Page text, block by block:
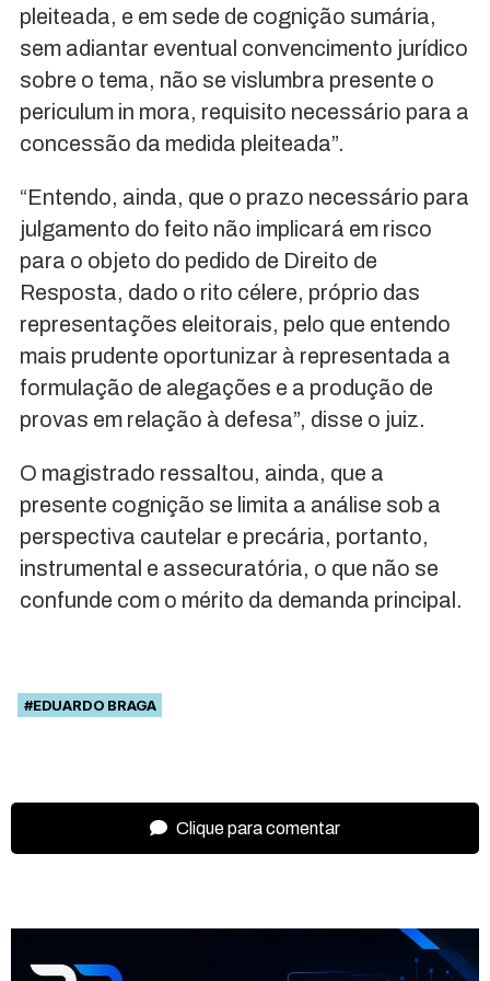
pleiteada, e em sede de cognição sumária,
sem adiantar eventual convencimento jurídico
sobre o tema, não se vislumbra presente o
periculum in mora, requisito necessário para a
concessão da medida pleiteada”.
“Entendo, ainda, que o prazo necessário para
julgamento do feito não implicará em risco
para o objeto do pedido de Direito de
Resposta, dado o rito célere, próprio das
representações eleitorais, pelo que entendo
mais prudente oportunizar à representada a
formulação de alegações e a produção de
provas em relação à defesa”, disse o juiz.
O magistrado ressaltou, ainda, que a
presente cognição se limita a análise sob a
perspectiva cautelar e precária, portanto,
instrumental e assecuratória, o que não se
confunde com o mérito da demanda principal.
#EDUARDO BRAGA
Clique para comentar